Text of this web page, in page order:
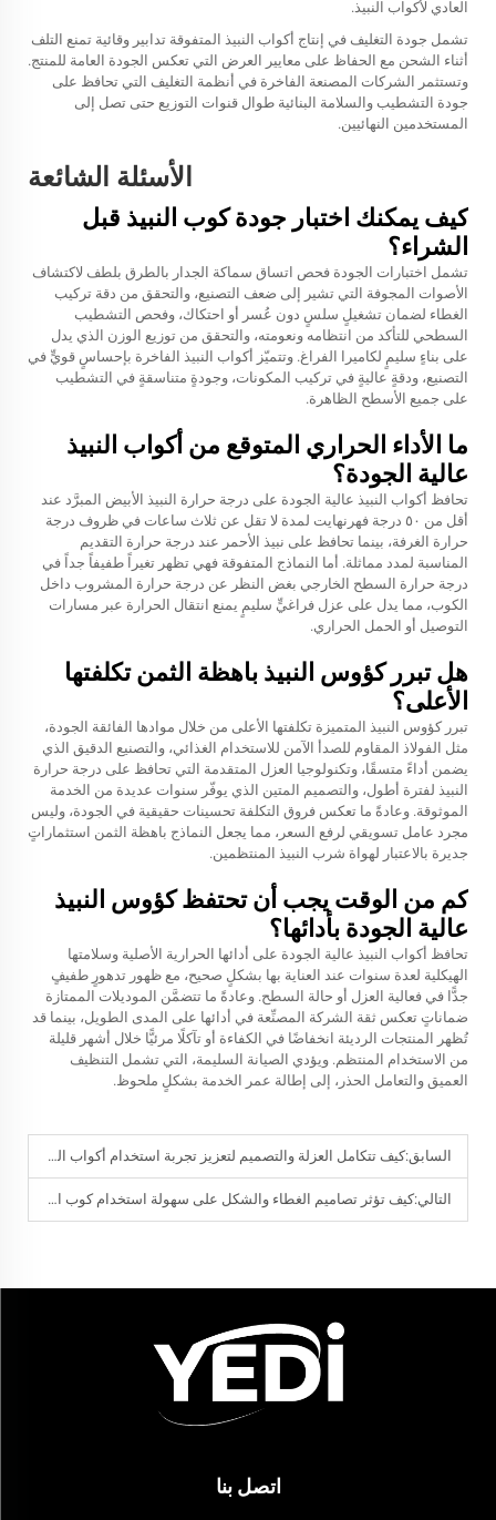
العادي لأكواب النبيذ.
تشمل جودة التغليف في إنتاج أكواب النبيذ المتفوقة تدابير وقائية تمنع التلف
أثناء الشحن مع الحفاظ على معايير العرض التي تعكس الجودة العامة للمنتج.
وتستثمر الشركات المصنعة الفاخرة في أنظمة التغليف التي تحافظ على
جودة التشطيب والسلامة البنائية طوال قنوات التوزيع حتى تصل إلى
المستخدمين النهائيين.
الأسئلة الشائعة
كيف يمكنك اختبار جودة كوب النبيذ قبل
الشراء؟
تشمل اختبارات الجودة فحص اتساق سماكة الجدار بالطرق بلطف لاكتشاف
الأصوات المجوفة التي تشير إلى ضعف التصنيع، والتحقق من دقة تركيب
الغطاء لضمان تشغيلٍ سلسٍ دون عُسر أو احتكاك، وفحص التشطيب
السطحي للتأكد من انتظامه ونعومته، والتحقق من توزيع الوزن الذي يدل
على بناءٍ سليمٍ لكاميرا الفراغ. وتتميّز أكواب النبيذ الفاخرة بإحساسٍ قويٍّ في
التصنيع، ودقةٍ عاليةٍ في تركيب المكونات، وجودةٍ متناسقةٍ في التشطيب
على جميع الأسطح الظاهرة.
ما الأداء الحراري المتوقع من أكواب النبيذ
عالية الجودة؟
تحافظ أكواب النبيذ عالية الجودة على درجة حرارة النبيذ الأبيض المبرَّد عند
أقل من ٥٠ درجة فهرنهايت لمدة لا تقل عن ثلاث ساعات في ظروف درجة
حرارة الغرفة، بينما تحافظ على نبيذ الأحمر عند درجة حرارة التقديم
المناسبة لمدد مماثلة. أما النماذج المتفوقة فهي تظهر تغيراً طفيفاً جداً في
درجة حرارة السطح الخارجي بغض النظر عن درجة حرارة المشروب داخل
الكوب، مما يدل على عزل فراغيٍّ سليمٍ يمنع انتقال الحرارة عبر مسارات
التوصيل أو الحمل الحراري.
هل تبرر كؤوس النبيذ باهظة الثمن تكلفتها
الأعلى؟
تبرر كؤوس النبيذ المتميزة تكلفتها الأعلى من خلال موادها الفائقة الجودة،
مثل الفولاذ المقاوم للصدأ الآمن للاستخدام الغذائي، والتصنيع الدقيق الذي
يضمن أداءً متسقًا، وتكنولوجيا العزل المتقدمة التي تحافظ على درجة حرارة
النبيذ لفترة أطول، والتصميم المتين الذي يوفّر سنوات عديدة من الخدمة
الموثوقة. وعادةً ما تعكس فروق التكلفة تحسينات حقيقية في الجودة، وليس
مجرد عامل تسويقي لرفع السعر، مما يجعل النماذج باهظة الثمن استثماراتٍ
جديرة بالاعتبار لهواة شرب النبيذ المنتظمين.
كم من الوقت يجب أن تحتفظ كؤوس النبيذ
عالية الجودة بأدائها؟
تحافظ أكواب النبيذ عالية الجودة على أدائها الحرارية الأصلية وسلامتها
الهيكلية لعدة سنوات عند العناية بها بشكلٍ صحيح، مع ظهور تدهورٍ طفيفٍ
جدًّا في فعالية العزل أو حالة السطح. وعادةً ما تتضمَّن الموديلات الممتازة
ضماناتٍ تعكس ثقة الشركة المصنِّعة في أدائها على المدى الطويل، بينما قد
تُظهر المنتجات الرديئة انخفاضًا في الكفاءة أو تآكلًا مرئيًّا خلال أشهر قليلة
من الاستخدام المنتظم. ويؤدي الصيانة السليمة، التي تشمل التنظيف
العميق والتعامل الحذر، إلى إطالة عمر الخدمة بشكلٍ ملحوظ.
السابق:كيف تتكامل العزلة والتصميم لتعزيز تجربة استخدام أكواب النبيذ
التالي:كيف تؤثر تصاميم الغطاء والشكل على سهولة استخدام كوب النبيذ المحمول
اتصل بنا